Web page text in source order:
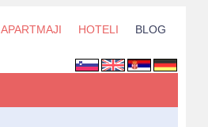
APARTMAJI HOTELI BLOG